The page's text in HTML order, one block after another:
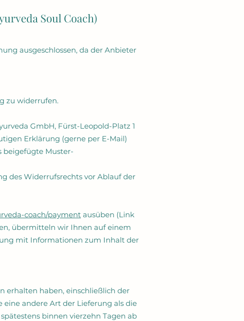
Soul Coach)
ausgeschlossen, da der Anbieter
zu widerrufen.
GmbH, Fürst-Leopold-Platz 1
Erklärung (gerne per E-Mail)
beigefügte Muster-
des Widerrufsrechts vor Ablauf der
coach/payment ausüben (Link
übermitteln wir Ihnen auf einem
mit Informationen zum Inhalt der
erhalten haben, einschließlich der
eine andere Art der Lieferung als die
binnen vierzehn Tagen ab